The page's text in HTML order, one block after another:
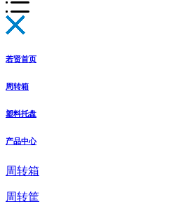
若贤首页
周转箱
塑料托盘
产品中心
周转箱
周转筐